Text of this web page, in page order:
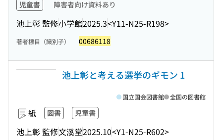
児童書 障害者向け資料あり
池上彰 監修小学館2025.3<Y11-N25-R198>
著者標目（識別子） 00686118
池上彰と考える選挙のギモン 1
紙 図書 児童書
池上彰 監修文溪堂2025.10<Y1-N25-R602>
国立国会図書館 全国の図書館